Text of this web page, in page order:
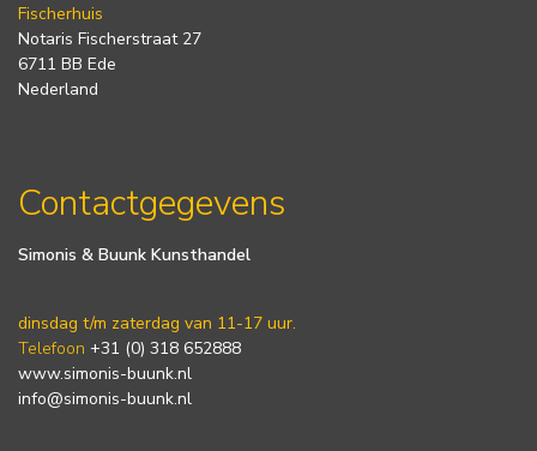
Fischerhuis
Notaris Fischerstraat 27
6711 BB Ede
Nederland
Contactgegevens
Simonis & Buunk Kunsthandel
dinsdag t/m zaterdag van 11-17 uur.
Telefoon +31 (0) 318 652888
www.simonis-buunk.nl
info@simonis-buunk.nl